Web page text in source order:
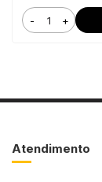
- +
Atendimento